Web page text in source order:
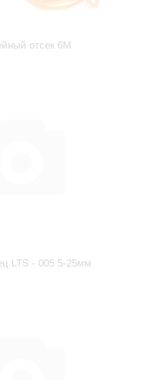
отсек 6М
LTS - 005 5-25мм